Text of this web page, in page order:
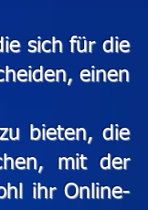
sich für die
einen
bieten, die
mit der
ihr Online-